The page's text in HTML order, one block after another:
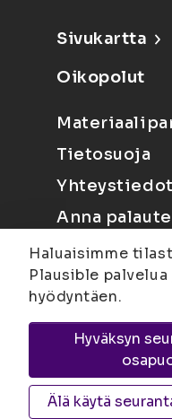
Sivukartta
Oikopolut
Tietosuoja
Yhteystiedot
Anna
Joensuu
Kuopio
Haluaisimme
Plausible
hyödyntäen.
Hyväksyn
Älä käytä